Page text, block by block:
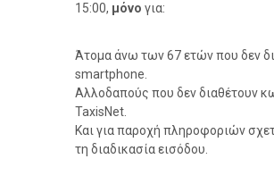
15:00, μόνο για:
Άτομα άνω των 67 ετών που δεν
smartphone.
Αλλοδαπούς που δεν διαθέτουν
TaxisNet.
Και για παροχή πληροφοριών
τη διαδικασία εισόδου.